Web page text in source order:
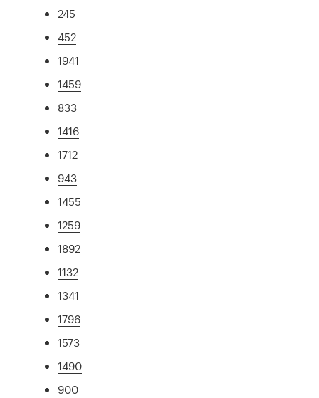
245
452
1941
1459
833
1416
1712
943
1455
1259
1892
1132
1341
1796
1573
1490
900